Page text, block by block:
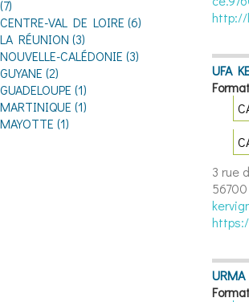
(7)
D'AZUR filter
CENTRE-VAL DE LOIRE filter
CENTRE-VAL DE LOIRE (6)
Apply CENTRE-VAL DE LOIRE filter
LA RÉUNION filter
LA RÉUNION (3)
Apply LA RÉUNION filter
NOUVELLE-CALÉDONIE filter
NOUVELLE-CALÉDONIE (3)
Apply NOUVELLE-CALÉDONIE filter
GUYANE filter
GUYANE (2)
Apply GUYANE filter
GUADELOUPE filter
GUADELOUPE (1)
Apply GUADELOUPE filter
MARTINIQUE filter
MARTINIQUE (1)
Apply MARTINIQUE filter
MAYOTTE filter
MAYOTTE (1)
Apply MAYOTTE filter
http://
UFA
3 rue
56700
URMA